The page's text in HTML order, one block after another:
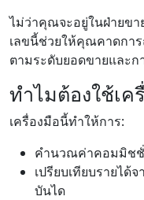
ไม่ว่าคุณจะอยู่ในฝ่ายขา
เลขนี้ช่วยให้คุณคาดกา
ตามระดับยอดขายและก
ทำไมต้องใช้เค
เครื่องมือนี้ทำให้การ:
คำนวณค่าคอมมิช
เปรียบเทียบรายไ
บันได